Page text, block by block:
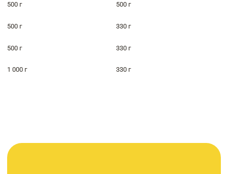
500 г 500 г
500 г 330 г
500 г 330 г
1 000 г 330 г